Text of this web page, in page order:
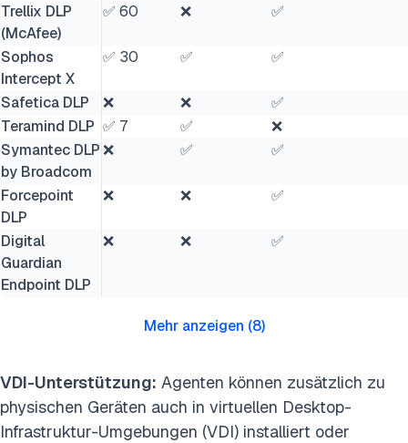
Trellix DLP
(McAfee)
✅ 60 ❌ ✅
Sophos
Intercept X
✅ 30 ✅ ✅
Safetica DLP ❌ ❌
✅
Teramind DLP ✅ 7 ✅
❌
Symantec DLP
by Broadcom
❌ ✅ ✅
Forcepoint
DLP
❌ ❌ ✅
Digital
Guardian
Endpoint DLP
❌ ❌ ✅
Mehr anzeigen (8)
VDI-Unterstützung: Agenten können zusätzlich zu
physischen Geräten auch in virtuellen Desktop-
Infrastruktur-Umgebungen (VDI) installiert oder